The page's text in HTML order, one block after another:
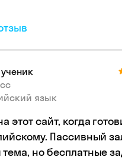
ученик
язык
этот сайт, когда
Пассивный
но бесплатные